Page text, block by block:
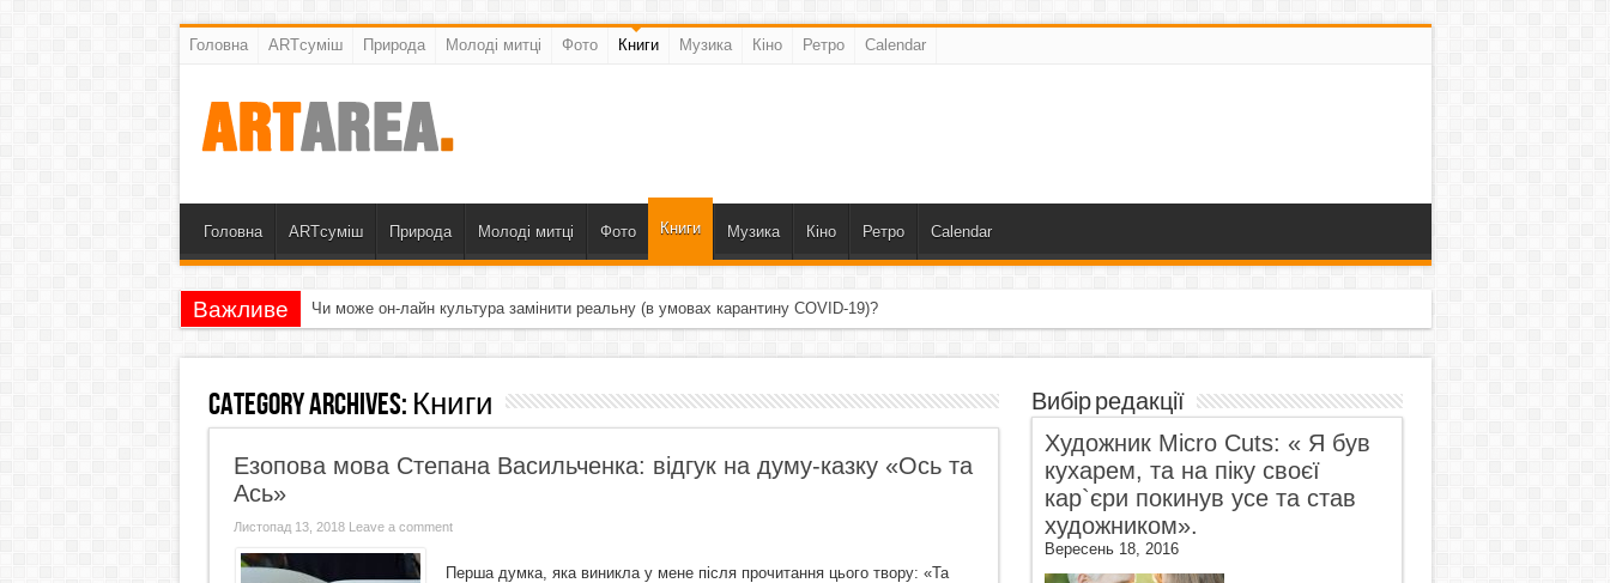
Головна ARTсуміш Природа Молоді митці Фото Книги Музика Кіно Ретро Calendar
Головна ARTсуміш Природа Молоді митці Фото Книги Музика Кіно Ретро Calendar
Важливе Чи може он-лайн культура замінити реальну (в умовах карантину COVID-19)?
Category Archives: Книги
Езопова мова Степана Васильченка: відгук на думу-казку «Ось та
Ась»
Листопад 13, 2018 Leave a comment
Перша думка, яка виникла у мене після прочитання цього твору: «Та
Вибір редакції
Художник Micro Cuts: « Я був
кухарем, та на піку своєї
кар`єри покинув усе та став
художником».
Вересень 18, 2016